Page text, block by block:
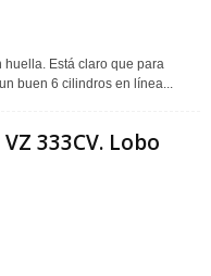
huella. Está claro que para
buen 6 cilindros en línea...
333CV. Lobo